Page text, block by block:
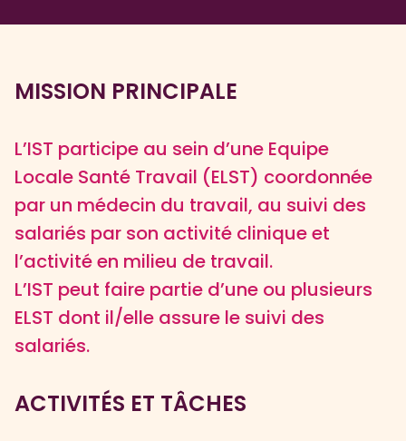
MISSION PRINCIPALE
L’IST participe au sein d’une Equipe
Locale Santé Travail (ELST) coordonnée
par un médecin du travail, au suivi des
salariés par son activité clinique et
l’activité en milieu de travail.
L’IST peut faire partie d’une ou plusieurs
ELST dont il/elle assure le suivi des
salariés.
ACTIVITÉS ET TÂCHES